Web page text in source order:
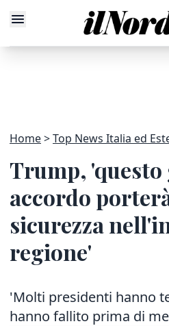
Home Top News Italia ed
Trump, 'questo
accordo
sicurezza
regione'
'Molti presidenti hanno
hanno fallito prima di